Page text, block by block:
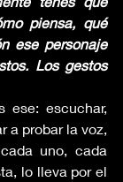
piensa, qué
ese personaje
Los gestos
ese: escuchar,
a probar la voz,
uno, cada
lo lleva por el